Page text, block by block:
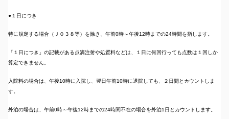
●１日につき
特に規定する場合（Ｊ０３８等）を除き、午前0時～午後12時までの24時間を指します。
「１日につき」の記載がある点滴注射や処置料などは、１日に何回行っても点数は１回しか
算定できません。
入院料の場合は、午後10時に入院し、翌日午前10時に退院しても、２日間とカウントしま
す。
外泊の場合は、午前0時～午後12時までの24時間不在の場合を外泊1日とカウントします。